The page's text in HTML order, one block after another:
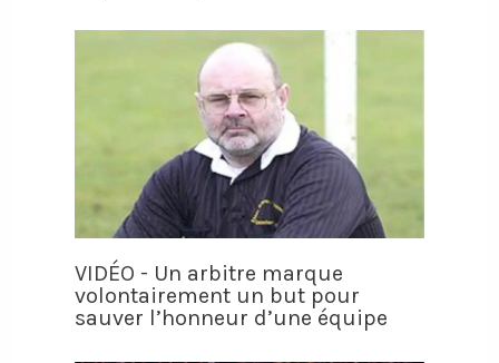
VIDÉO - Un arbitre marque
volontairement un but pour
sauver l’honneur d’une équipe